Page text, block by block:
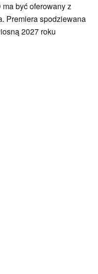
być oferowany z
Premiera spodziewana
2027 roku